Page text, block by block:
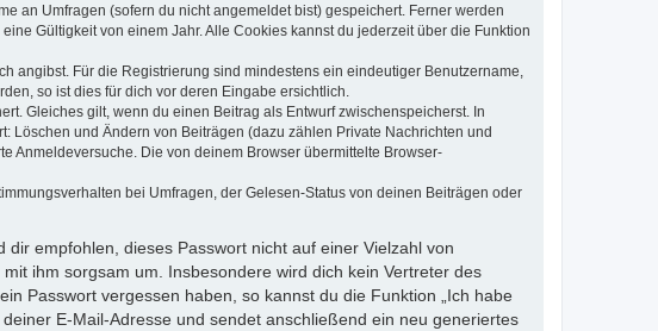
an Umfragen (sofern du nicht angemeldet bist) gespeichert. Ferner werden
Gültigkeit von einem Jahr. Alle Cookies kannst du jederzeit über die Funktion
Für die Registrierung sind mindestens ein eindeutiger Benutzername,
so ist dies für dich vor deren Eingabe ersichtlich.
Gleiches gilt, wenn du einen Beitrag als Entwurf zwischenspeicherst. In
Löschen und Ändern von Beiträgen (dazu zählen Private Nachrichten und
Anmeldeversuche. Die von deinem Browser übermittelte Browser-
bei Umfragen, der Gelesen-Status von deinen Beiträgen oder
empfohlen, dieses Passwort nicht auf einer Vielzahl von
ihm sorgsam um. Insbesondere wird dich kein Vertreter des
Passwort vergessen haben, so kannst du die Funktion „Ich habe
E-Mail-Adresse und sendet anschließend ein neu generiertes